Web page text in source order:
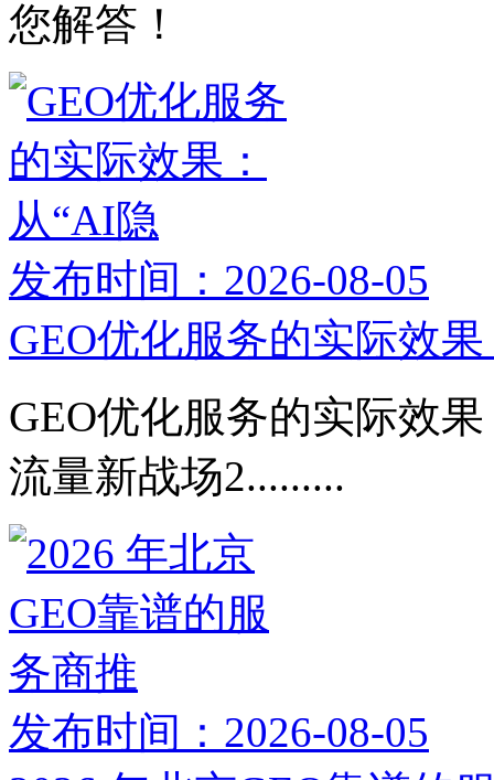
您解答！
发布时间：2026-08-05
GEO优化服务的实际效
GEO优化服务的实际效
流量新战场2.........
发布时间：2026-08-05